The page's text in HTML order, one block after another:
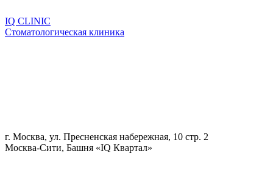
IQ CLINIC
Стоматологическая клиника
г. Москва, ул. Пресненская набережная, 10 стр. 2
Москва-Сити, Башня «IQ Квартал»